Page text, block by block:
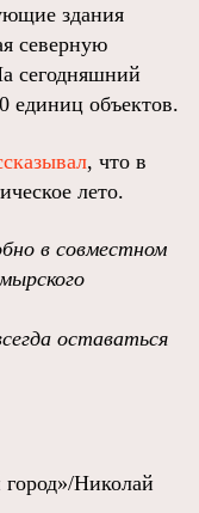
здания
северную
сегодняшний
единиц объектов.
, что в
лето.
в совместном
оставаться
Николай